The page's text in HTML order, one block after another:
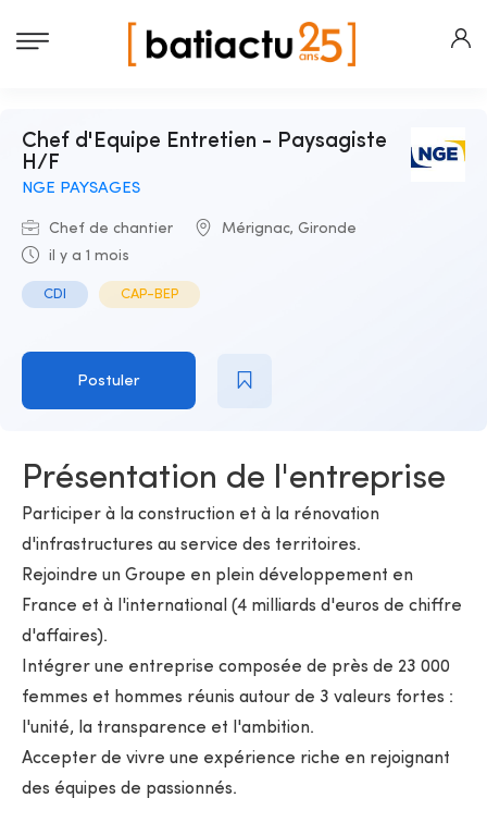
Chef d'Equipe Entretien - Paysagiste
H/F
NGE PAYSAGES
Chef de chantier
Mérignac, Gironde
il y a 1 mois
CDI CAP-BEP
Postuler
Présentation de l'entreprise
Participer à la construction et à la rénovation
d'infrastructures au service des territoires.
Rejoindre un Groupe en plein développement en
France et à l'international (4 milliards d'euros de chiffre
d'affaires).
Intégrer une entreprise composée de près de 23 000
femmes et hommes réunis autour de 3 valeurs fortes :
l'unité, la transparence et l'ambition.
Accepter de vivre une expérience riche en rejoignant
des équipes de passionnés.